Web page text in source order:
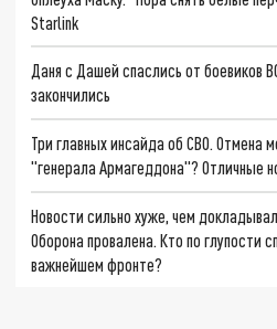
Starlink
Даня с Дашей спаслись от боевиков
закончились
Три главных инсайда об СВО. Отмена
"генерала Армагеддона"? Отличные
Новости сильно хуже, чем
Оборона провалена. Кто по глупости
важнейшем фронте?